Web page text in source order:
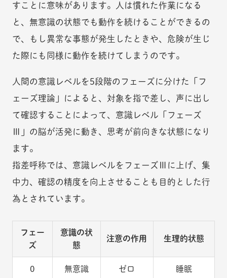
すことに意味があります。人は慣れた作業になる
と、無意識の状態でも動作を続けることができるの
で、もし異常な事態が発生したときや、危険が生じ
た際にも同様に動作を続けてしまうのです。
人間の意識レベルを5段階のフェーズに分けた「フ
ェーズ理論」によると、対象を指で差し、声に出し
て確認することによって、意識レベル「フェーズ
Ⅲ」の脳が活発に動き、思考が前向きな状態になり
ます。
指差呼称では、意識レベルをフェーズⅢに上げ、集
中力、確認の精度を向上させることも目的とした行
為とされています。
フェー
ズ
意識の状
態
注意の作用 生理的状態
0 無意識 ゼロ 睡眠